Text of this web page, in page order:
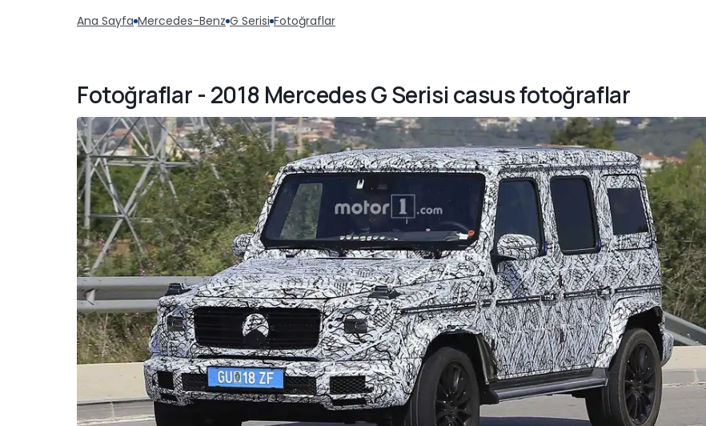
Ana Sayfa Mercedes-Benz G Serisi Fotoğraflar
Fotoğraflar - 2018 Mercedes G Serisi casus fotoğraflar